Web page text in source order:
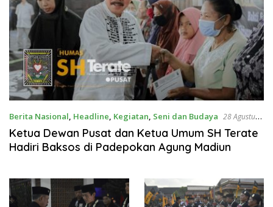
Berita Nasional, Headline, Kegiatan, Seni dan Budaya 28 Agustus
2022
Ketua Dewan Pusat dan Ketua Umum SH Terate
Hadiri Baksos di Padepokan Agung Madiun